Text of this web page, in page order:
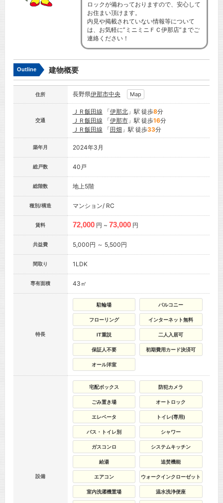
ロックが備わっておりますので、安心して
お住まい頂けます。
内見や掲載されていない情報等について
は、お気軽に”ミニミニＦＣ伊那店”までご
連絡ください！
Outline 建物概要
住所 長野県伊那市中央 Map
交通
ＪＲ飯田線 「伊那北」駅 徒歩8分
ＪＲ飯田線 「伊那市」駅 徒歩16分
ＪＲ飯田線 「田畑 」駅 徒歩33分
築年月 2024年3月
総戸数 40戸
総階数 地上5階
種別/構造 マンション/ RC
賃料 72,000 円 ~ 73,000 円
共益費 5,000円 ～ 5,500円
間取り 1LDK
専有面積 43㎡
特長
駐輪場 バルコニー
フローリング インターネット無料
IT重説 二人入居可
保証人不要 初期費用カード決済可
オール洋室
設備
宅配ボックス 防犯カメラ
ごみ置き場 オートロック
エレベータ トイレ(専用)
バス・トイレ別 シャワー
ガスコンロ システムキッチン
給湯 追焚機能
エアコン ウォークインクローゼット
室内洗濯機置場 温水洗浄便座